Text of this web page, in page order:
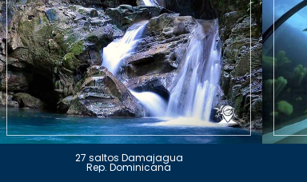
27 saltos Damajagua
Rep. Dominicana